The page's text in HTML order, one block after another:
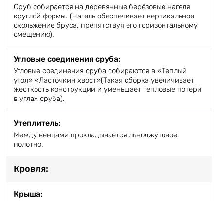
Сруб собирается на деревянные берёзовые нагеля
круглой формы. (Нагель обеспечивает вертикальное
скольжение бруса, препятствуя его горизонтальному
смещению).
Угловые соединения сруба:
Угловые соединения сруба собираются в «Теплый
угол» «Ласточкин хвост»(Такая сборка увеличивает
жесткость конструкции и уменьшает тепловые потери
в углах сруба).
Утеплитель:
Между венцами прокладывается льноджутовое
полотно.
Кровля:
Крыша: